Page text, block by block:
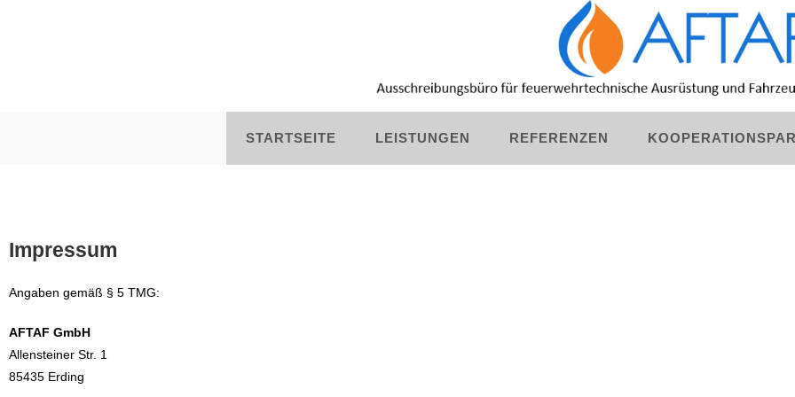
STARTSEITE LEISTUNGEN REFERENZEN
Impressum
Angaben gemäß § 5 TMG:
AFTAF GmbH
Allensteiner Str. 1
85435 Erding